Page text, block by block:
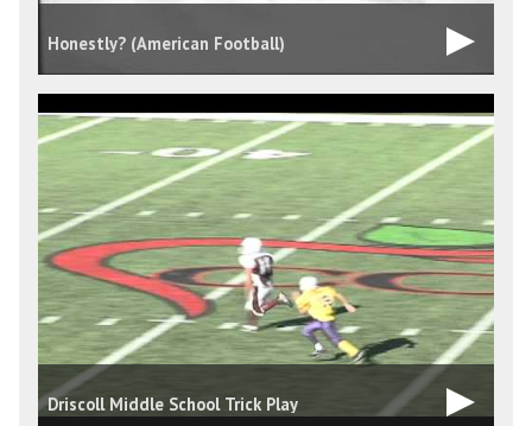
Honestly? (American Football)
Driscoll Middle School Trick Play